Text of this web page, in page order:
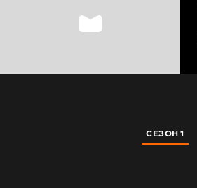
СЕЗОН 1